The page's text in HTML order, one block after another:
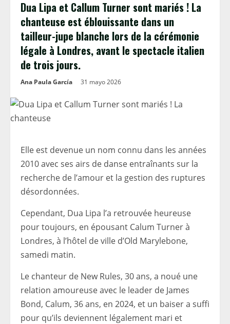
Dua Lipa et Callum Turner sont mariés ! La
chanteuse est éblouissante dans un
tailleur-jupe blanche lors de la cérémonie
légale à Londres, avant le spectacle italien
de trois jours.
Ana Paula García 31 mayo 2026
Elle est devenue un nom connu dans les années
2010 avec ses airs de danse entraînants sur la
recherche de l’amour et la gestion des ruptures
désordonnées.
Cependant, Dua Lipa l’a retrouvée heureuse
pour toujours, en épousant Calum Turner à
Londres, à l’hôtel de ville d’Old Marylebone,
samedi matin.
Le chanteur de New Rules, 30 ans, a noué une
relation amoureuse avec le leader de James
Bond, Calum, 36 ans, en 2024, et un baiser a suffi
pour qu’ils deviennent légalement mari et